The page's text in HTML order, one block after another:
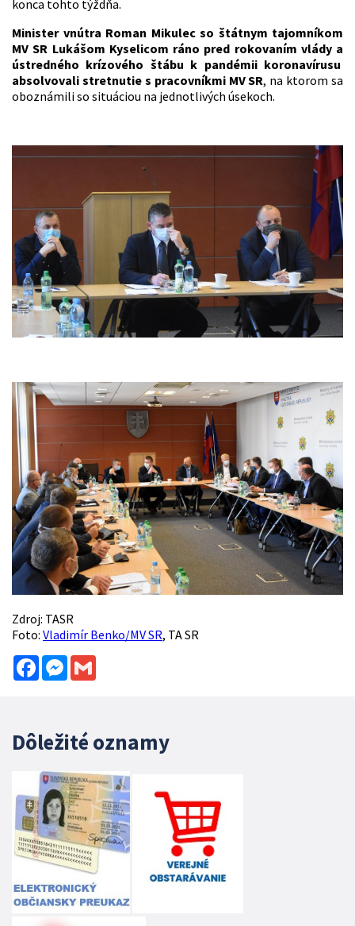
konca tohto týždňa.
Minister vnútra Roman Mikulec so štátnym tajomníkom
MV SR Lukášom Kyselicom ráno pred rokovaním vlády a
ústredného krízového štábu k pandémii koronavírusu
absolvovali stretnutie s pracovníkmi MV SR, na ktorom sa
oboznámili so situáciou na jednotlivých úsekoch.
Zdroj: TASR
Foto: Vladimír Benko/MV SR, TA SR
FacebookMessenger
Dôležité oznamy